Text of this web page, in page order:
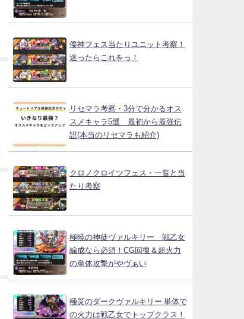
倭神フェス当たりユニット考察！
迷ったらこれをっ！
リセマラ考察・3分で分かるオス
スメキャラ5選 最初から最強伝
説(本当のリセマラも紹介)
クロノクロイツフェス・一覧と当
たり考察
極暁の神徒ヴァルキリー 戦乙女
編成なら必須！CG回復＆超火力
の単体攻撃がやヴぁい
極災のダークヴァルキリー 単体で
の火力は戦乙女でトップクラス！